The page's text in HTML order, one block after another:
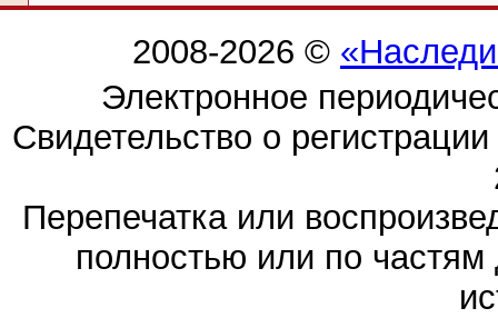
2008-2026 ©
Электронное
Свидетельство о
Перепечатка или
полностью или по частям